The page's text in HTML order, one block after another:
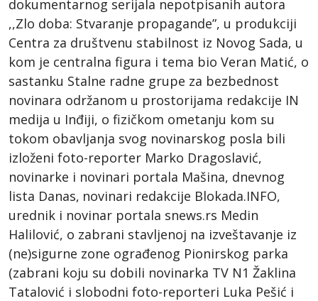
dokumentarnog serijala nepotpisanih autora
,,Zlo doba: Stvaranje propagande”, u produkciji
Centra za društvenu stabilnost iz Novog Sada, u
kom je centralna figura i tema bio Veran Matić, o
sastanku Stalne radne grupe za bezbednost
novinara održanom u prostorijama redakcije IN
medija u Inđiji, o fizičkom ometanju kom su
tokom obavljanja svog novinarskog posla bili
izloženi foto-reporter Marko Dragoslavić,
novinarke i novinari portala Mašina, dnevnog
lista Danas, novinari redakcije Blokada.INFO,
urednik i novinar portala snews.rs Medin
Halilović, o zabrani stavljenoj na izveštavanje iz
(ne)sigurne zone ograđenog Pionirskog parka
(zabrani koju su dobili novinarka TV N1 Žaklina
Tatalović i slobodni foto-reporteri Luka Pešić i